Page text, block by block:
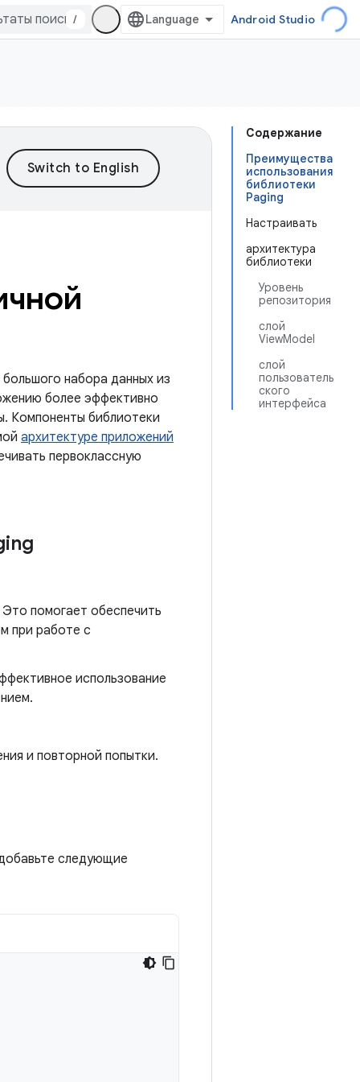
/ Android Studio
Содержание
Преимущества
использования
библиотеки
Paging
Настраивать
архитектура
библиотеки
Уровень
репозитория
слой
ViewModel
слой
пользователь
ского
интерфейса
набора данных из
более эффективно
Компоненты библиотеки
архитектуре приложений
первоклассную
помогает обеспечить
при работе с
использование
и повторной попытки.
следующие